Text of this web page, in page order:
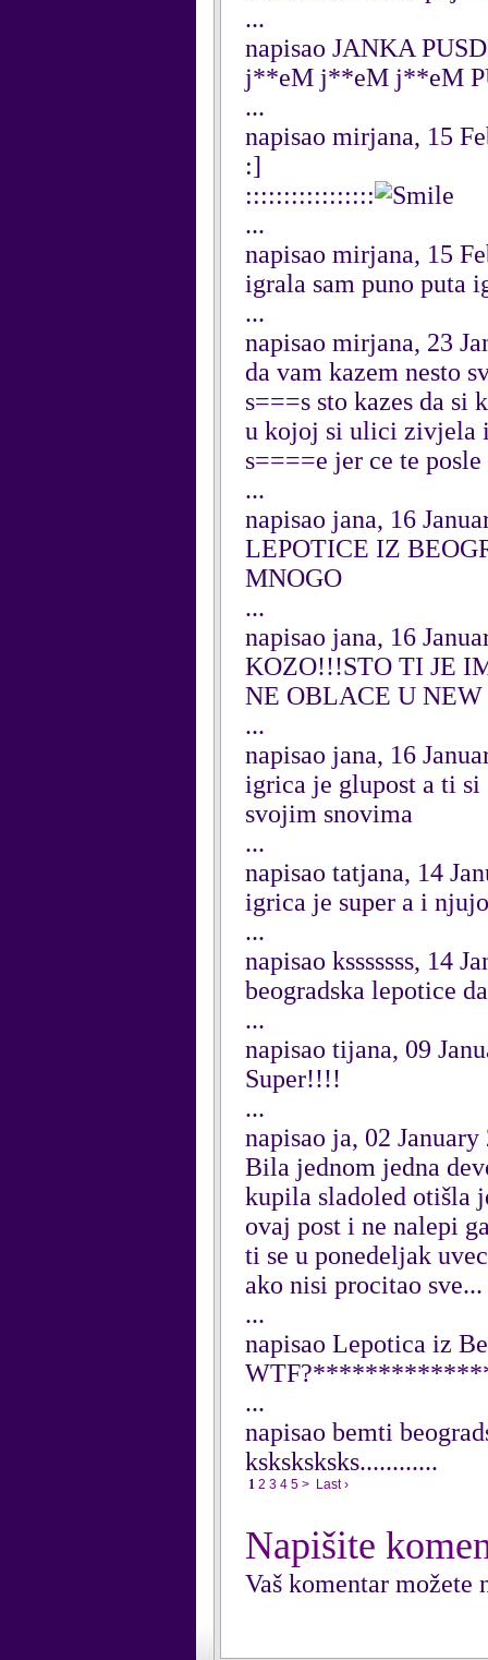
...
napisao JANKA
j**eM j**eM j**eM
...
napisao mirjana, 15
:]
:::::::::::::::::
...
napisao mirjana, 15
igrala sam puno puta
...
napisao mirjana, 23
da vam kazem nesto
s===s sto kazes da
u kojoj si ulici zivjela i
s====e jer ce te
...
napisao jana, 16
LEPOTICE IZ
MNOGO
...
napisao jana, 16
KOZO!!!STO TI JE
NE OBLACE U
...
napisao jana, 16
igrica je glupost a ti si
svojim snovima
...
napisao tatjana, 14
igrica je super a i
...
napisao ksssssss, 14
beogradska lepotice
...
napisao tijana, 09
Super!!!!
...
napisao ja, 02 January
Bila jednom jedna
kupila sladoled otišla
ovaj post i ne nalepi
ti se u ponedeljak
ako nisi procitao
...
napisao Lepotica iz
...
napisao bemti
ksksksksks............
1 2 3 4 5 > Last ›
Napišite
Vaš komentar možete